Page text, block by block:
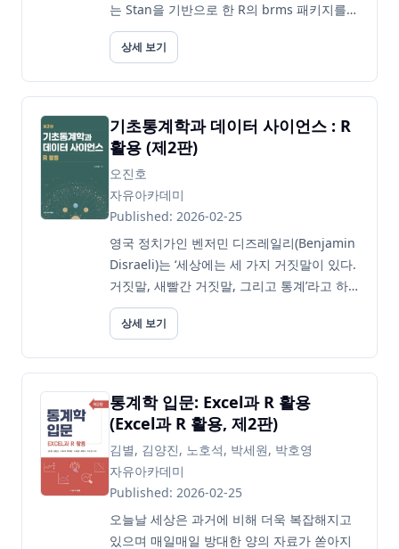
는 Stan을 기반으로 한 R의 brms 패키지를
통해 베이지언 데이터 분석을 어떻게 진행할
수 있는지를 소개하였습니다. R프로그래밍에
석을 보다 구체적으로 이해하고 싶다면, 그리
고 연구...
상세 보기
기초통계학과 데이터 사이언스 : R
활용 (제2판)
오진호
자유아카데미
Published: 2026-02-25
영국 정치가인 벤저민 디즈레일리(Benjamin
Disraeli)는 ‘세상에는 세 가지 거짓말이 있다.
거짓말, 새빨간 거짓말, 그리고 통계’라고 하
면서 남을 속이기 위한 하나의 도구로 통계를
비유했습니다. 하지만 통계(statistic)는 사회
불확실성(uncertainty)이...
상세 보기
통계학 입문: Excel과 R 활용
(Excel과 R 활용, 제2판)
김별, 김양진, 노호석, 박세원, 박호영
자유아카데미
Published: 2026-02-25
오늘날 세상은 과거에 비해 더욱 복잡해지고
있으며 매일매일 방대한 양의 자료가 쏟아지